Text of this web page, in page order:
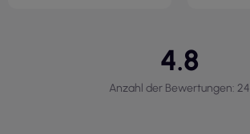
4.8
Anzahl der Bewertungen: 24